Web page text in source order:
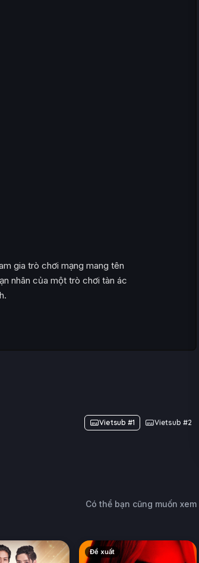
gia trò chơi mạng mang tên
nhân của một trò chơi tàn ác
Vietsub #1 Vietsub #2
Có thể bạn cũng muốn xem
Đề xuất